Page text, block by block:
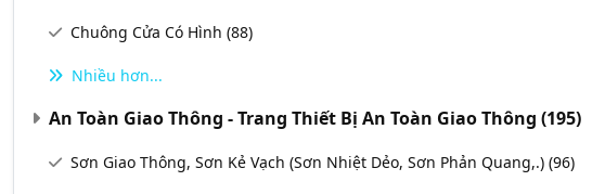
Chuông Cửa Có Hình (88)
Nhiều hơn...
An Toàn Giao Thông - Trang Thiết Bị An Toàn Giao Thông (195)
Sơn Giao Thông, Sơn Kẻ Vạch (Sơn Nhiệt Dẻo, Sơn Phản Quang,.) (96)